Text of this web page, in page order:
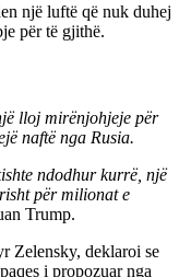
një luftë që nuk duhej
për të gjithë.
lloj mirënjohjeje për
naftë nga Rusia.
ndodhur kurrë, një
për milionat e
Trump.
Zelensky, deklaroi se
i propozuar nga